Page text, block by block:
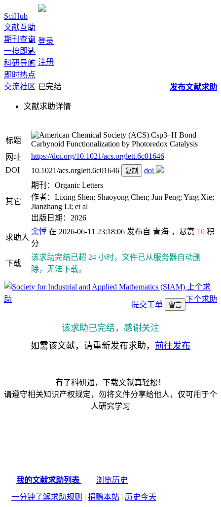
SciHub
文献互助
期刊查询
一搜即达
科研导航
即时热点
交流社区
登录
注册
发布文献求助
已完结
文献求助详情
标题
Csp3–H Bond
Carbynoid Functionalization by Photoredox Catalysis
网址
https://doi.org/10.1021/acs.orglett.6c01646
DOI
10.1021/acs.orglett.6c01646 复制 doi
其它
期刊：Organic Letters
作者：Lixing Shen; Shaoyong Chen; Jun Peng; Ying Xie;
Jianzhang Li; et al
出版日期：2026
求助人
余悸 在 2026-06-11 23:18:06 发布自 青海 ，悬赏 10 积
分
下载
该求助完结已超 24 小时，文件已从服务器自动删
除，无法下载。
上个求
助
下个求助
提交工单 留言
该求助已完结，感谢关注
如需该文献，请重新发布求助， 前往发布
有了科研通，下载文献真轻松！
请遵守相关知识产权规定，勿将文件分享给他人，仅可用于个
人研究学习
我的文献求助列表
浏览历史
一分钟了解求助规则 | 捐赠本站 | 历史今天